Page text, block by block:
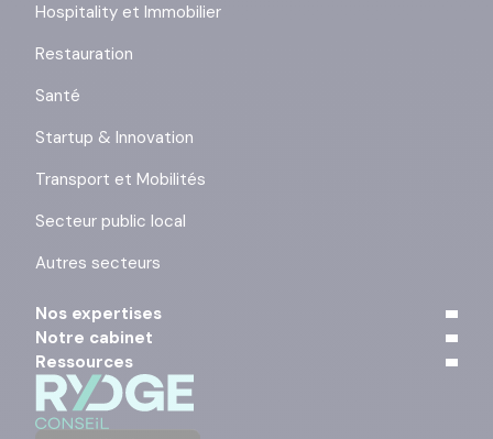
Hospitality et Immobilier
Restauration
Santé
Startup & Innovation
Transport et Mobilités
Secteur public local
Autres secteurs
Nos expertises
Notre cabinet
Ressources